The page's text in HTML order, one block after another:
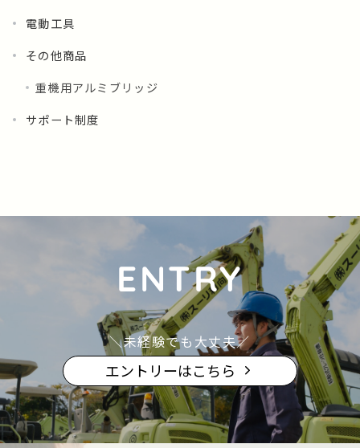
電動工具
その他商品
重機用アルミブリッジ
サポート制度
ENTRY
＼未経験でも大丈夫／
エントリーはこちら